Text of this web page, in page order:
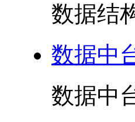
数据结
数据中
数据中